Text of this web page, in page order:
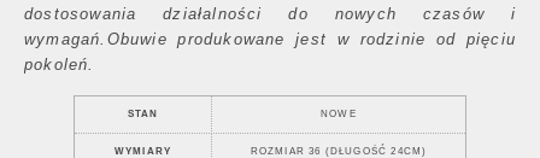
dostosowania działalności do nowych czasów i
wymagań.Obuwie produkowane jest w rodzinie od pięciu
pokoleń.
STAN NOWE
WYMIARY ROZMIAR 36 (DŁUGOŚĆ 24CM)